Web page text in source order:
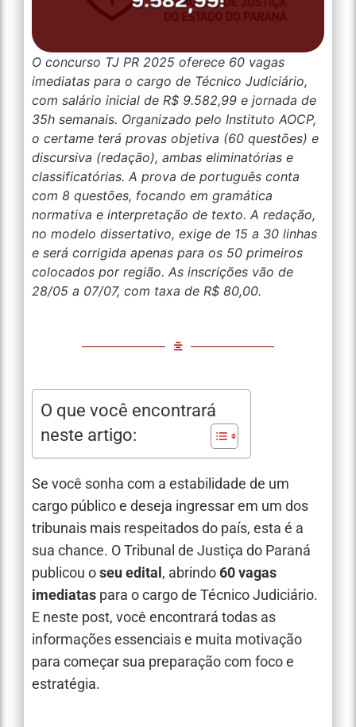
O concurso TJ PR 2025 oferece 60 vagas
imediatas para o cargo de Técnico Judiciário,
com salário inicial de R$ 9.582,99 e jornada de
35h semanais. Organizado pelo Instituto AOCP,
o certame terá provas objetiva (60 questões) e
discursiva (redação), ambas eliminatórias e
classificatórias. A prova de português conta
com 8 questões, focando em gramática
normativa e interpretação de texto. A redação,
no modelo dissertativo, exige de 15 a 30 linhas
e será corrigida apenas para os 50 primeiros
colocados por região. As inscrições vão de
28/05 a 07/07, com taxa de R$ 80,00.
O que você encontrará
neste artigo:
Se você sonha com a estabilidade de um
cargo público e deseja ingressar em um dos
tribunais mais respeitados do país, esta é a
sua chance. O Tribunal de Justiça do Paraná
publicou oseu edital , abrindo60 vagas
imediatas para o cargo de Técnico Judiciário.
E neste post, você encontrará todas as
informações essenciais e muita motivação
para começar sua preparação com foco e
estratégia.